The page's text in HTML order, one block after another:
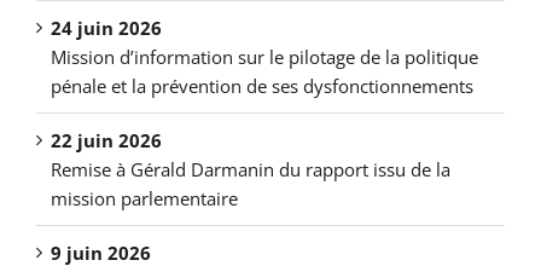
24 juin 2026
Mission d’information sur le pilotage de la politique
pénale et la prévention de ses dysfonctionnements
22 juin 2026
Remise à Gérald Darmanin du rapport issu de la
mission parlementaire
9 juin 2026